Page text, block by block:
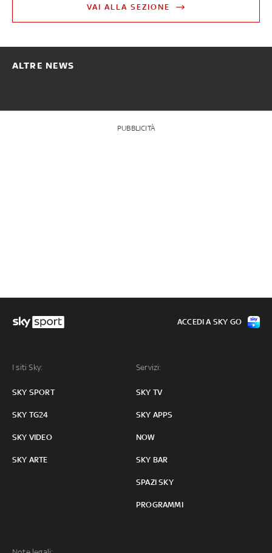
VAI ALLA SEZIONE
ALTRE NEWS
PUBBLICITÀ
I siti Sky:
SKY SPORT
SKY TG24
SKY VIDEO
SKY ARTE
Servizi:
SKY TV
SKY APPS
NOW
SKY BAR
SPAZI SKY
PROGRAMMI
ACCEDI A SKY GO